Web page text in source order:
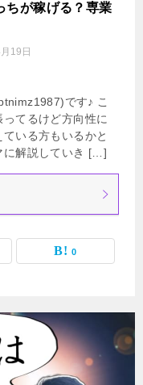
ちが稼げる？専業
19日
です♪ こ
てるけど方向性に
いる方もいるかと
に解説していき […]
0